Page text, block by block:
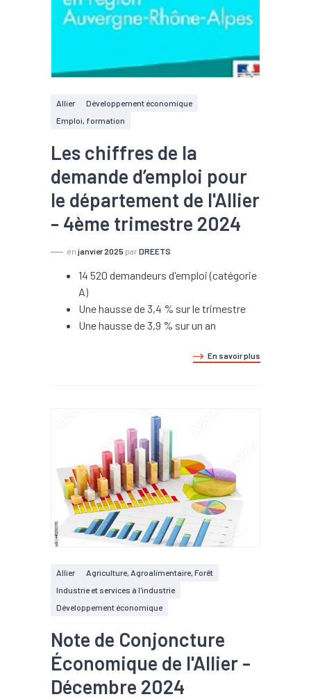
Allier
Développement économique
Emploi, formation
Les chiffres de la
demande d’emploi pour
le département de l'Allier
- 4ème trimestre 2024
en janvier 2025 par DREETS
14 520 demandeurs d'emploi (catégorie
A)
Une hausse de 3,4 % sur le trimestre
Une hausse de 3,9 % sur un an
En savoir plus
Allier
Agriculture, Agroalimentaire, Forêt
Industrie et services à l'industrie
Développement économique
Note de Conjoncture
Économique de l'Allier -
Décembre 2024